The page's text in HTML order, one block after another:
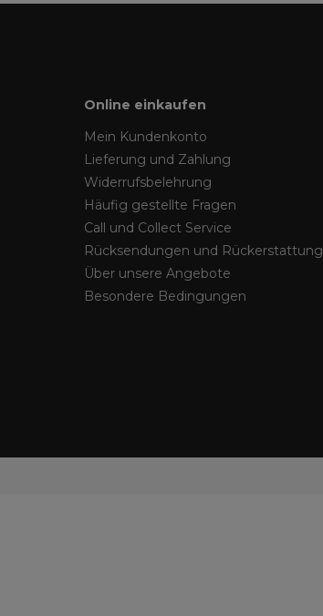
Online einkaufen
Mein Kundenkonto
Lieferung und Zahlung
Widerrufsbelehrung
Häufig gestellte Fragen
Call und Collect Service
Rücksendungen und Rückerstattung
Über unsere Angebote
Besondere Bedingungen